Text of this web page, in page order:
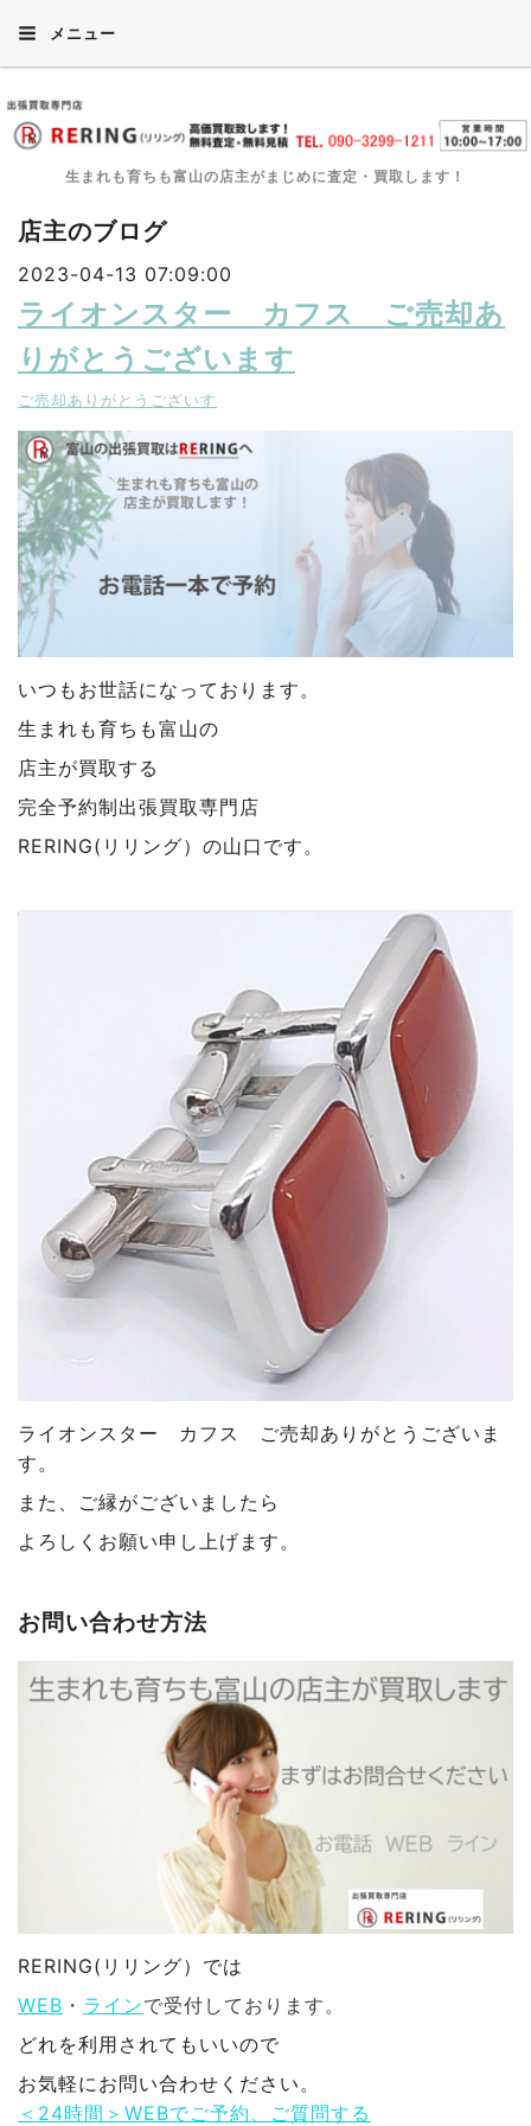
メニュー
生まれも育ちも富山の店主がまじめに査定・買取します！
店主のブログ
2023-04-13 07:09:00
ライオンスター カフス ご売却あ
りがとうございます
ご売却ありがとうございす
いつもお世話になっております。
生まれも育ちも富山の
店主が買取する
完全予約制出張買取専門店
RERING(リリング）の山口です。
ライオンスター カフス ご売却ありがとうございま
す 。
また、ご縁がございましたら
よろしくお願い申し上げます。
お問い合わせ方法
RERING(リリング）では
WEB ・ ラインで受付しております。
どれを利用されてもいいので
お気軽にお問い合わせください。
＜24時間＞WEBでご予約、ご質問する